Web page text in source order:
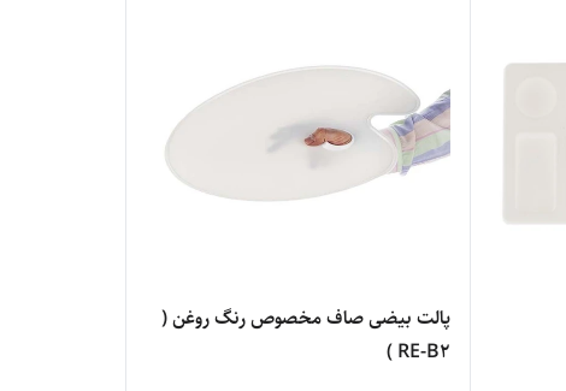
پالت بیضی صاف مخصوص رنگ روغن (
RE-B2 )